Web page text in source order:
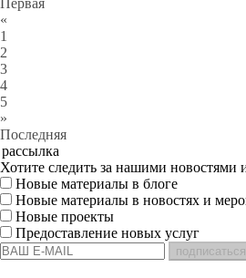
Первая
«
1
2
3
4
5
»
Последняя
рассылка
Хотите следить за нашими
Новые материалы в блоге
Новые материалы в новостях и
Новые проекты
Предоставление новых услуг
подписаться